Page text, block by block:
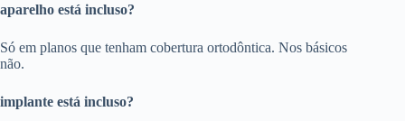
aparelho está incluso?
Só em planos que tenham cobertura ortodôntica. Nos básicos
não.
implante está incluso?